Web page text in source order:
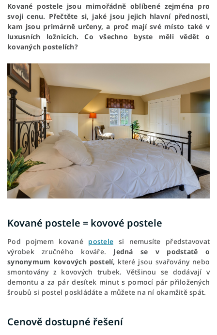
Kované postele jsou mimořádně oblíbené zejména pro
svoji cenu. Přečtěte si, jaké jsou jejich hlavní přednosti,
kam jsou primárně určeny, a proč mají své místo také v
luxusních ložnicích. Co všechno byste měli vědět o
kovaných postelích?
Kované postele = kovové postele
Pod pojmem kované postele si nemusíte představovat
výrobek zručného kováře. Jedná se v podstatě o
synonymum kovových postelí, které jsou svařovány nebo
smontovány z kovových trubek. Většinou se dodávají v
demontu a za pár desítek minut s pomocí pár přiložených
šroubů si postel poskládáte a můžete na ní okamžitě spát.
Cenově dostupné řešení